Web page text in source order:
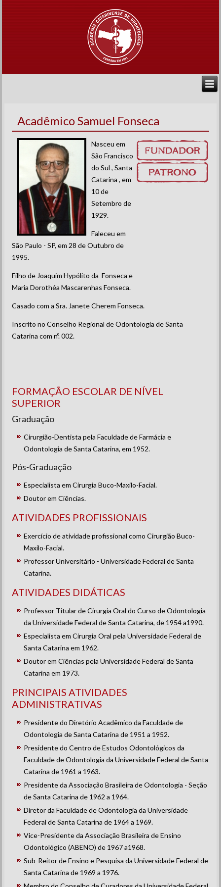
Acadêmico Samuel Fonseca
Nasceu em
São Francisco
do Sul , Santa
Catarina , em
10 de
Setembro de
1929.
Faleceu em
São Paulo - SP, em 28 de Outubro de
1995.
Filho de Joaquim Hypólito da Fonseca e
Maria Dorothéa Mascarenhas Fonseca.
Casado com a Sra. Janete Cherem Fonseca.
Inscrito no Conselho Regional de Odontologia de Santa
Catarina com nº. 002.
FORMAÇÃO ESCOLAR DE NÍVEL
SUPERIOR
Graduação
Cirurgião-Dentista pela Faculdade de Farmácia e
Odontologia de Santa Catarina, em 1952.
Pós-Graduação
Especialista em Cirurgia Buco-Maxilo-Facial.
Doutor em Ciências.
ATIVIDADES PROFISSIONAIS
Exercício de atividade profissional como Cirurgião Buco-
Maxilo-Facial.
Professor Universitário - Universidade Federal de Santa
Catarina.
ATIVIDADES DIDÁTICAS
Professor Titular de Cirurgia Oral do Curso de Odontologia
da Universidade Federal de Santa Catarina, de 1954 a1990.
Especialista em Cirurgia Oral pela Universidade Federal de
Santa Catarina em 1962.
Doutor em Ciências pela Universidade Federal de Santa
Catarina em 1973.
PRINCIPAIS ATIVIDADES
ADMINISTRATIVAS
Presidente do Diretório Acadêmico da Faculdade de
Odontologia de Santa Catarina de 1951 a 1952.
Presidente do Centro de Estudos Odontológicos da
Faculdade de Odontologia da Universidade Federal de Santa
Catarina de 1961 a 1963.
Presidente da Associação Brasileira de Odontologia - Seção
de Santa Catarina de 1962 a 1964.
Diretor da Faculdade de Odontologia da Universidade
Federal de Santa Catarina de 1964 a 1969.
Vice-Presidente da Associação Brasileira de Ensino
Odontológico (ABENO) de 1967 a1968.
Sub-Reitor de Ensino e Pesquisa da Universidade Federal de
Santa Catarina de 1969 a 1976.